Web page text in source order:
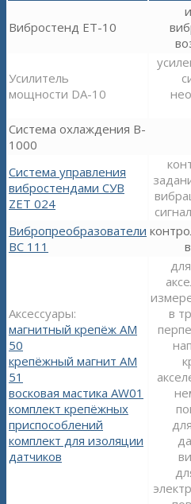
Вибростенд ET-10
Усилитель
мощности DA-10
Система охлаждения B-
1000
Система управления
вибростендами СУВ
ZET 024
Вибропреобразователи
ВС 111
Аксессуары:
магнитный крепёж АМ
50
крепёжный магнит АМ
51
восковая мастика AW01
комплект крепёжных
приспособлений
комплект для изоляции
датчиков
в